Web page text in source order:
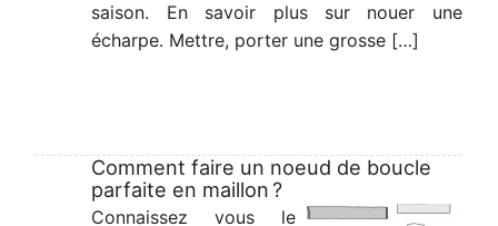
saison. En savoir plus sur nouer une
écharpe. Mettre, porter une grosse […]
Comment faire un noeud de boucle
parfaite en maillon ?
Connaissez vous le